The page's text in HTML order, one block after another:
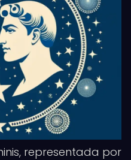
representada por